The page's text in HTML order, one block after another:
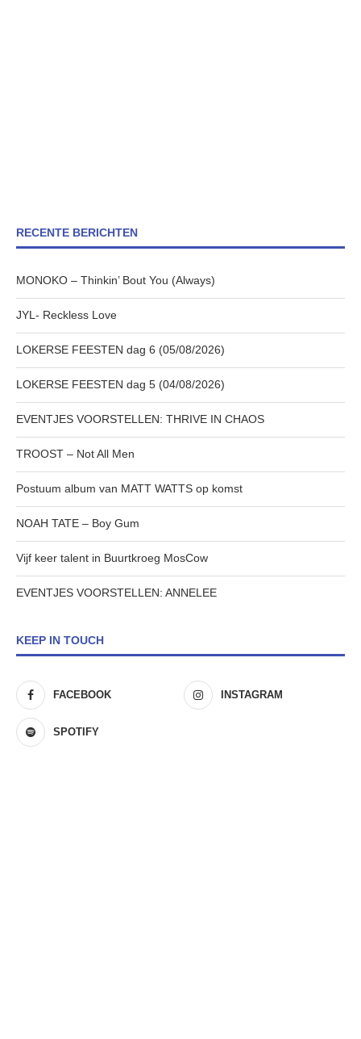
RECENTE BERICHTEN
MONOKO – Thinkin’ Bout You (Always)
JYL- Reckless Love
LOKERSE FEESTEN dag 6 (05/08/2026)
LOKERSE FEESTEN dag 5 (04/08/2026)
EVENTJES VOORSTELLEN: THRIVE IN CHAOS
TROOST – Not All Men
Postuum album van MATT WATTS op komst
NOAH TATE – Boy Gum
Vijf keer talent in Buurtkroeg MosCow
EVENTJES VOORSTELLEN: ANNELEE
KEEP IN TOUCH
FACEBOOK INSTAGRAM
SPOTIFY